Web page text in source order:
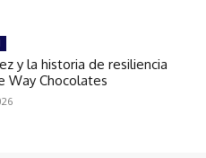
y la historia de resiliencia
Way Chocolates